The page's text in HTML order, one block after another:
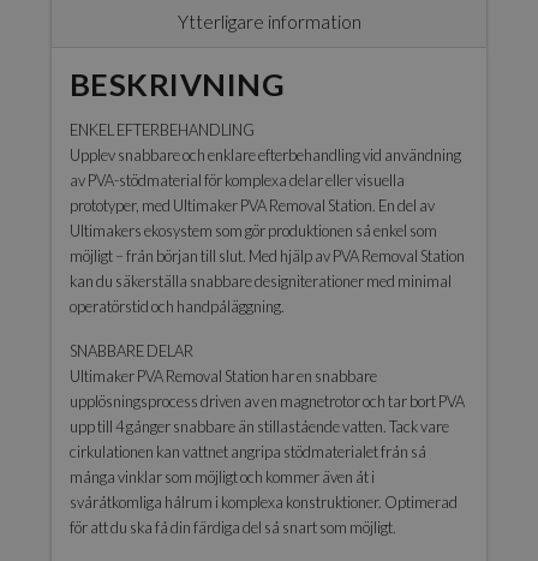
Ytterligare information
BESKRIVNING
ENKEL EFTERBEHANDLING
Upplev snabbare och enklare efterbehandling vid användning
av PVA-stödmaterial för komplexa delar eller visuella
prototyper, med Ultimaker PVA Removal Station. En del av
Ultimakers ekosystem som gör produktionen så enkel som
möjligt – från början till slut. Med hjälp av PVA Removal Station
kan du säkerställa snabbare designiterationer med minimal
operatörstid och handpåläggning.
SNABBARE DELAR
Ultimaker PVA Removal Station har en snabbare
upplösningsprocess driven av en magnetrotor och tar bort PVA
upp till 4 gånger snabbare än stillastående vatten. Tack vare
cirkulationen kan vattnet angripa stödmaterialet från så
många vinklar som möjligt och kommer även åt i
svåråtkomliga hålrum i komplexa konstruktioner. Optimerad
för att du ska få din färdiga del så snart som möjligt.